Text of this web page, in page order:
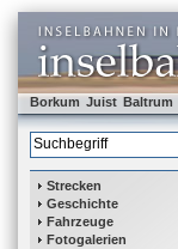
Borkum Juist Baltrum
Strecken
Geschichte
Fahrzeuge
Fotogalerien